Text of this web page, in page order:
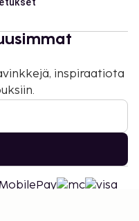
inspiraatiota